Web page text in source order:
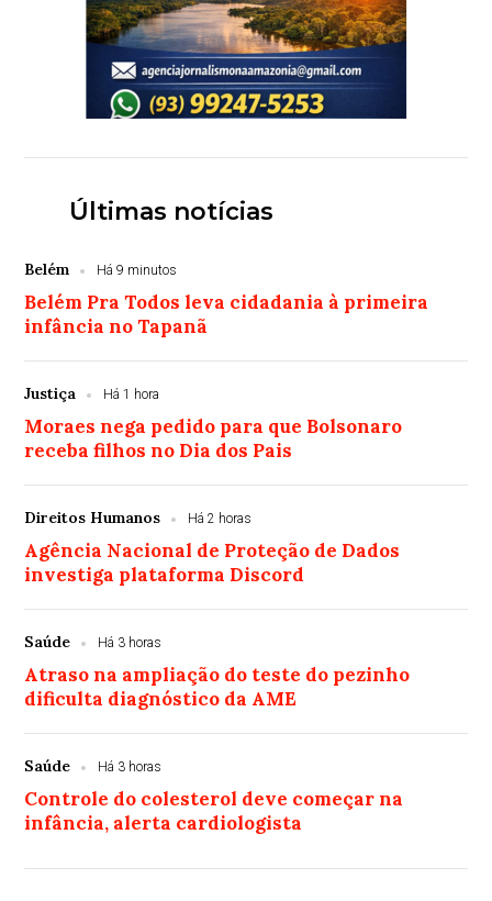
Últimas notícias
Belém Há 9 minutos
Belém Pra Todos leva cidadania à primeira
infância no Tapanã
Justiça Há 1 hora
Moraes nega pedido para que Bolsonaro
receba filhos no Dia dos Pais
Direitos Humanos Há 2 horas
Agência Nacional de Proteção de Dados
investiga plataforma Discord
Saúde Há 3 horas
Atraso na ampliação do teste do pezinho
dificulta diagnóstico da AME
Saúde Há 3 horas
Controle do colesterol deve começar na
infância, alerta cardiologista